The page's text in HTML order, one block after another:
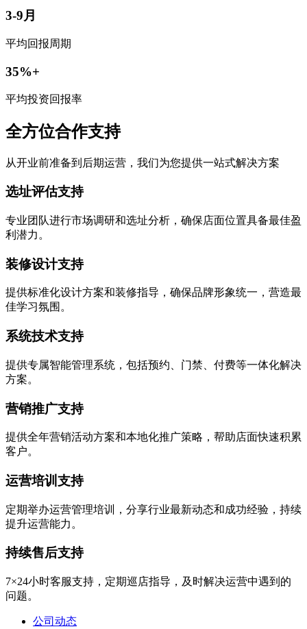
3-9月
平均回报周期
35%+
平均投资回报率
全方位合作支持
从开业前准备到后期运营，我们为您提供一站式解决方案
选址评估支持
专业团队进行市场调研和选址分析，确保店面位置具备最佳盈
利潜力。
装修设计支持
提供标准化设计方案和装修指导，确保品牌形象统一，营造最
佳学习氛围。
系统技术支持
提供专属智能管理系统，包括预约、门禁、付费等一体化解决
方案。
营销推广支持
提供全年营销活动方案和本地化推广策略，帮助店面快速积累
客户。
运营培训支持
定期举办运营管理培训，分享行业最新动态和成功经验，持续
提升运营能力。
持续售后支持
7×24小时客服支持，定期巡店指导，及时解决运营中遇到的
问题。
公司动态